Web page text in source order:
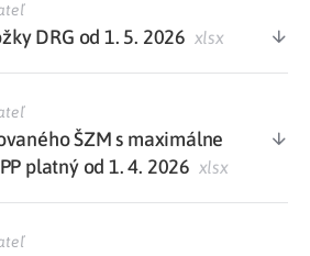
DRG od 1. 5. 2026 xlsx
ŠZM s maximálne
platný od 1. 4. 2026 xlsx